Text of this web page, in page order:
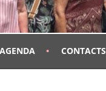
AGENDA CONTACTS